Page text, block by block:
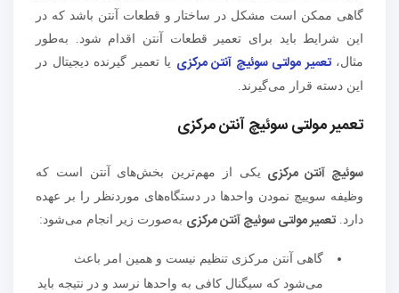
گاهی ممکن است مشکل در ساختار و قطعات آنتن باشد که در
این شرایط باید برای تعمیر قطعات آنتن اقدام شود. به‌طور
مثال،تعمیر مولتی سوئیچ آنتن مرکزی یا تعمیر گیرنده دیجیتال در
این دسته قرار می‌گیرند.
تعمیر مولتی سوئیچ آنتن مرکزی
سوئیچ آنتن مرکزی یکی از مهم‌ترین بخش‌های آنتن است که
وظیفه سوییچ نمودن واحدها در دستگاه‌های موردنظر را بر عهده
دارد. تعمیر مولتی سوئیچ آنتن مرکزی به‌صورت زیر انجام می‌شود:
گاهی آنتن مرکزی تنظیم نیست و همین امر باعث
می‌شود که سیگنال کافی به واحدها نرسد و در نتیجه باید